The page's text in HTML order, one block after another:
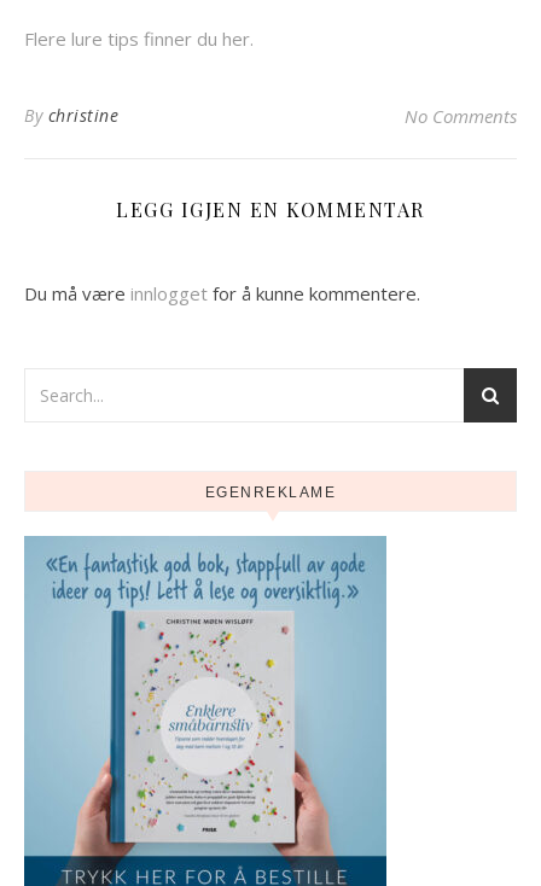
Flere lure tips finner du her.
By christine No Comments
LEGG IGJEN EN KOMMENTAR
Du må være innlogget for å kunne kommentere.
EGENREKLAME